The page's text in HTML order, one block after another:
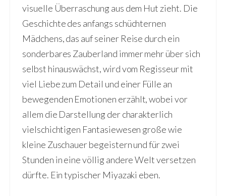
visuelle Überraschung aus dem Hut zieht. Die
Geschichte des anfangs schüchternen
Mädchens, das auf seiner Reise durch ein
sonderbares Zauberland immer mehr über sich
selbst hinauswächst, wird vom Regisseur mit
viel Liebe zum Detail und einer Fülle an
bewegenden Emotionen erzählt, wobei vor
allem die Darstellung der charakterlich
vielschichtigen Fantasiewesen große wie
kleine Zuschauer begeistern und für zwei
Stunden in eine völlig andere Welt versetzen
dürfte. Ein typischer Miyazaki eben.